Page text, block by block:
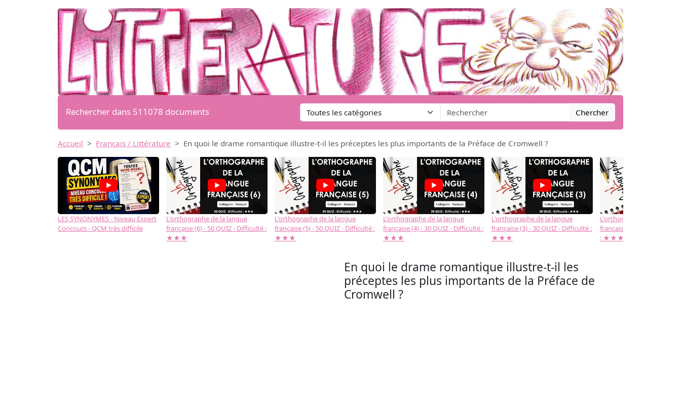
Rechercher dans 511078 documents Chercher
Accueil Français / Littérature En quoi le drame romantique illustre-t-il les préceptes les plus importants de la Préface de Cromwell ?
LES SYNONYMES - Niveau Expert
Concours - QCM très difficile
L'orthographe de la langue
française (6) - 50 QUIZ - Difficulté :
★★★
L'orthographe de la langue
française (5) - 50 QUIZ - Difficulté :
★★★
L'orthographe de la langue
française (4) - 30 QUIZ - Difficulté :
★★★
L'orthographe de la langue
française (3) - 30 QUIZ - Difficulté :
★★★
L'orthographe de la langue
française (2) -( 20 QUIZ -
: ★★★
→
En quoi le drame romantique illustre-t-il les
préceptes les plus importants de la Préface de
Cromwell ?